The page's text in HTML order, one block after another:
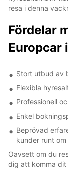
resa i denna
Fördelar
Europcar
Stort utbud av
Flexibla
Professionell
Enkel
Beprövad
kunder runt
Oavsett om du
dig att komma